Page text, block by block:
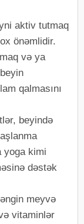
aktiv tutmaq
önəmlidir.
və ya
qalmasını
beyində
yoga kimi
dəstək
meyvə
vitaminlər